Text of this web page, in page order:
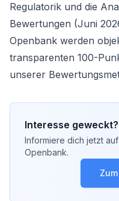
Regulatorik und die
Bewertungen (Juni
Openbank werden
transparenten 100-
unserer
Interesse geweckt?
Informiere dich jetzt
Openbank.